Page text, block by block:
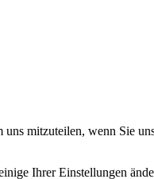
mitzuteilen, wenn Sie
Ihrer Einstellungen